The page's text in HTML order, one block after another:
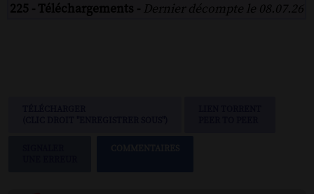
225 - Téléchargements - Dernier décompte le 08.07.26